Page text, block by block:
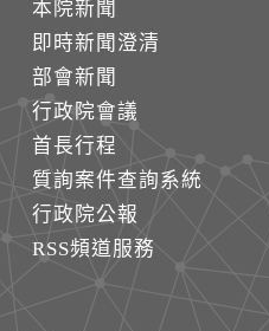
本院新聞
即時新聞澄清
部會新聞
行政院會議
首長行程
質詢案件查詢系統
行政院公報
RSS頻道服務